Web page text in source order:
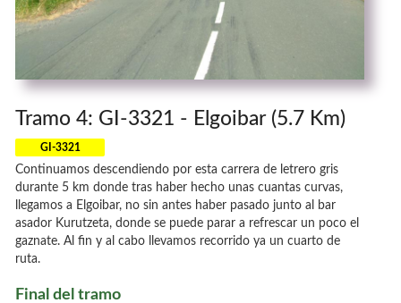
Tramo 4: GI-3321 - Elgoibar (5.7 Km)
GI-3321
Continuamos descendiendo por esta carrera de letrero gris
durante 5 km donde tras haber hecho unas cuantas curvas,
llegamos a Elgoibar, no sin antes haber pasado junto al bar
asador Kurutzeta, donde se puede parar a refrescar un poco el
gaznate. Al fin y al cabo llevamos recorrido ya un cuarto de
ruta.
Final del tramo